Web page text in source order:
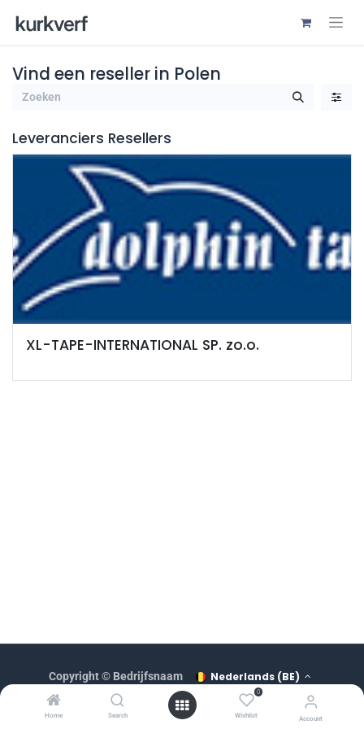
Home Search
0
Wishlist Account
Vind een reseller in Polen
Leveranciers Resellers
XL-TAPE-INTERNATIONAL SP. zo.o.
Copyright © Bedrijfsnaam Nederlands (BE)
Aangeboden door